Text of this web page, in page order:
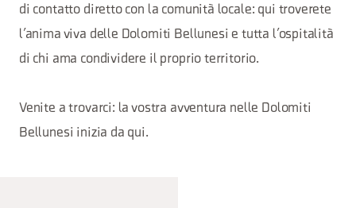
di contatto diretto con la comunità locale: qui troverete
l’anima viva delle Dolomiti Bellunesi e tutta l’ospitalità
di chi ama condividere il proprio territorio.
Venite a trovarci: la vostra avventura nelle Dolomiti
Bellunesi inizia da qui.